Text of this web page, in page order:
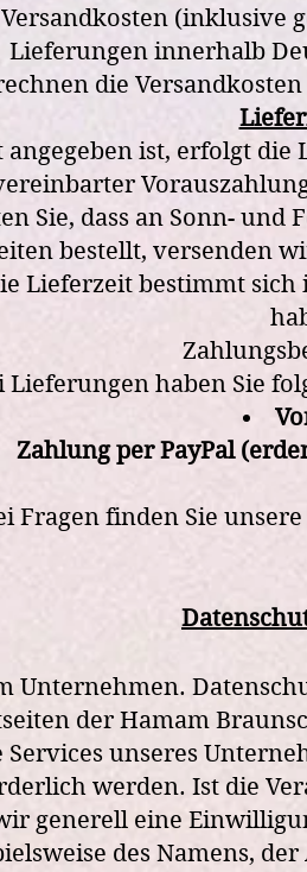
Versandkosten (inklusive
Lieferungen innerhalb
die
ist, erfolgt
Sie, dass an Sonn-
bestellt, versenden
Lieferzeit bestimmt
Lieferungen haben Sie
Zahlung per PayPal (
Fragen finden Sie
der Hamam Br
unseres
werden. Ist die
generell eine
des Namens,